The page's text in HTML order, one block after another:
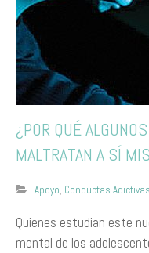
​¿P​OR QUÉ
MALTRATAN A SÍ
Apoyo, Conductas Adictivas
​Quienes estudian este
mental de los